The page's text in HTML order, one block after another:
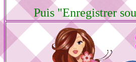
Puis "Enregistrer